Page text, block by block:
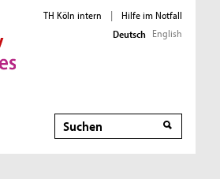
TH Köln intern |
Hilfe im Notfall
Deutsch English
Suche
Suche